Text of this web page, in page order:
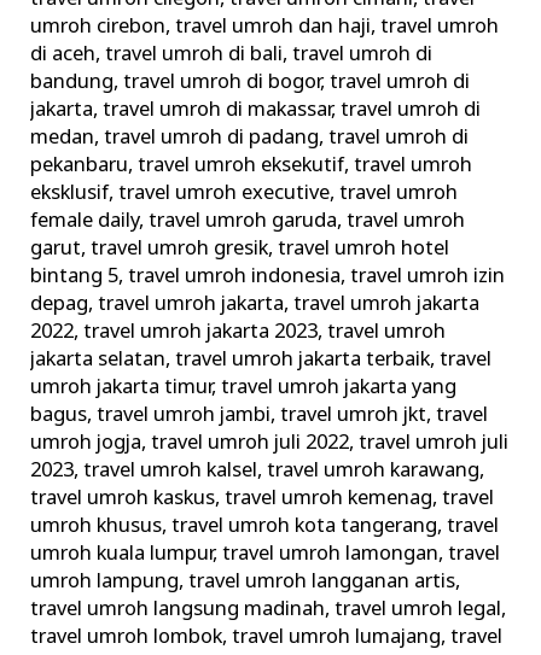
umroh cirebon,travel umroh dan haji,travel umroh
di aceh,travel umroh di bali,travel umroh di
bandung,travel umroh di bogor,travel umroh di
jakarta,travel umroh di makassar,travel umroh di
medan,travel umroh di padang,travel umroh di
pekanbaru,travel umroh eksekutif,travel umroh
eksklusif,travel umroh executive,travel umroh
female daily,travel umroh garuda,travel umroh
garut,travel umroh gresik,travel umroh hotel
bintang 5,travel umroh indonesia,travel umroh izin
depag,travel umroh jakarta,travel umroh jakarta
2022,travel umroh jakarta 2023,travel umroh
jakarta selatan,travel umroh jakarta terbaik,travel
umroh jakarta timur,travel umroh jakarta yang
bagus,travel umroh jambi,travel umroh jkt,travel
umroh jogja,travel umroh juli 2022,travel umroh juli
2023,travel umroh kalsel,travel umroh karawang,
travel umroh kaskus,travel umroh kemenag,travel
umroh khusus,travel umroh kota tangerang,travel
umroh kuala lumpur,travel umroh lamongan,travel
umroh lampung,travel umroh langganan artis,
travel umroh langsung madinah,travel umroh legal,
travel umroh lombok,travel umroh lumajang,travel